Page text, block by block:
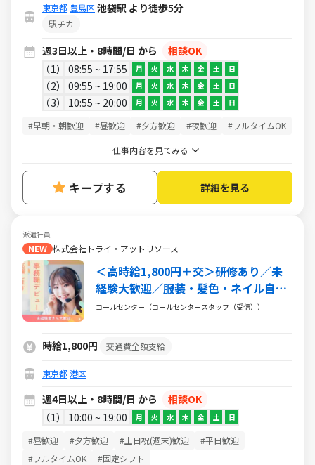
東京都 豊島区 池袋駅 より徒歩5分
駅チカ
週3日以上・8時間/日 から
相談OK
1
08:55 ~ 17:55 月 火 水 木 金 土 日
2 09:55 ~ 19:00 月 火 水 木 金 土 日
3 10:55 ~ 20:00 月 火 水 木 金 土 日
#早朝・朝歓迎 #昼歓迎 #夕方歓迎 #夜歓迎 #フルタイムOK
仕事内容を見てみる
キープする 詳細を見る
派遣社員
NEW 株式会社トライ・アットリソース
＜高時給1,800円＋交＞研修あり／未
経験大歓迎／服装・髪色・ネイル自由
／配属部署が選べる！／駅チカ
コールセンター（コールセンタースタッフ（受信））
時給1,800円 交通費全額支給
東京都 港区
週4日以上・8時間/日 から
相談OK
1
10:00 ~ 19:00 月 火 水 木 金 土 日
#昼歓迎 #夕方歓迎 #土日祝(週末)歓迎
#平日歓迎
#フルタイムOK
#固定シフト